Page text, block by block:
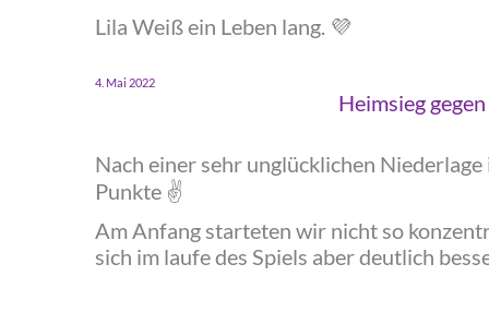
‍Lila Weiß ein Leben lang. 💜
‍4. Mai 2022
‍Heimsieg
‍Nach einer sehr unglücklichen
Punkte ✌️
‍Am Anfang starteten wir nicht so
sich im laufe des Spiels aber deutlich